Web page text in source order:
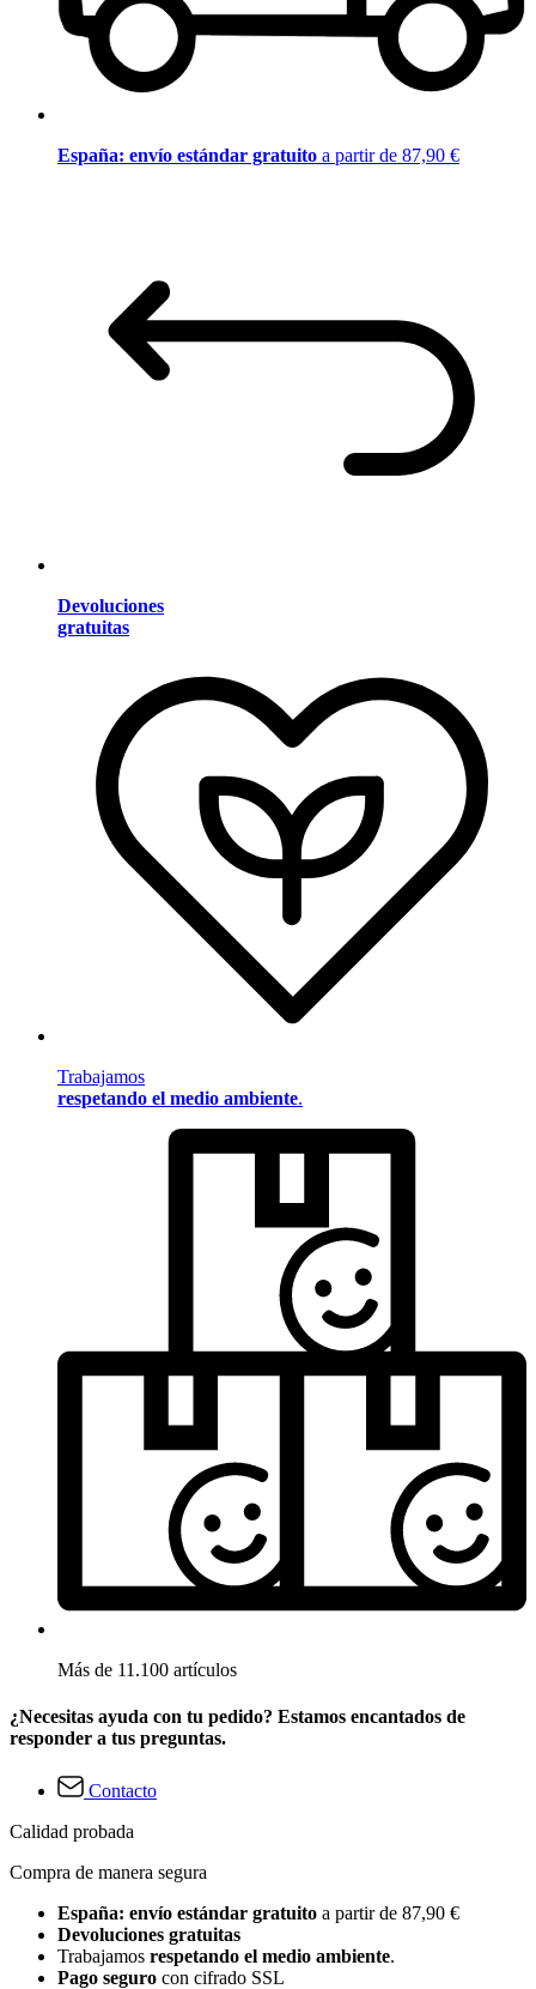
España: envío estándar gratuito a partir de 87,90 €
Devoluciones
gratuitas
Trabajamos
respetando el medio ambiente.
Más de 11.100 artículos
¿Necesitas ayuda con tu pedido? Estamos encantados de
responder a tus preguntas.
Contacto
Calidad probada
Compra de manera segura
España: envío estándar gratuito a partir de 87,90 €
Devoluciones gratuitas
Trabajamos respetando el medio ambiente.
Pago seguro con cifrado SSL